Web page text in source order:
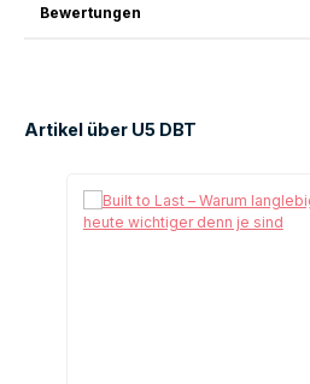
Bewertungen
Artikel über U5 DBT